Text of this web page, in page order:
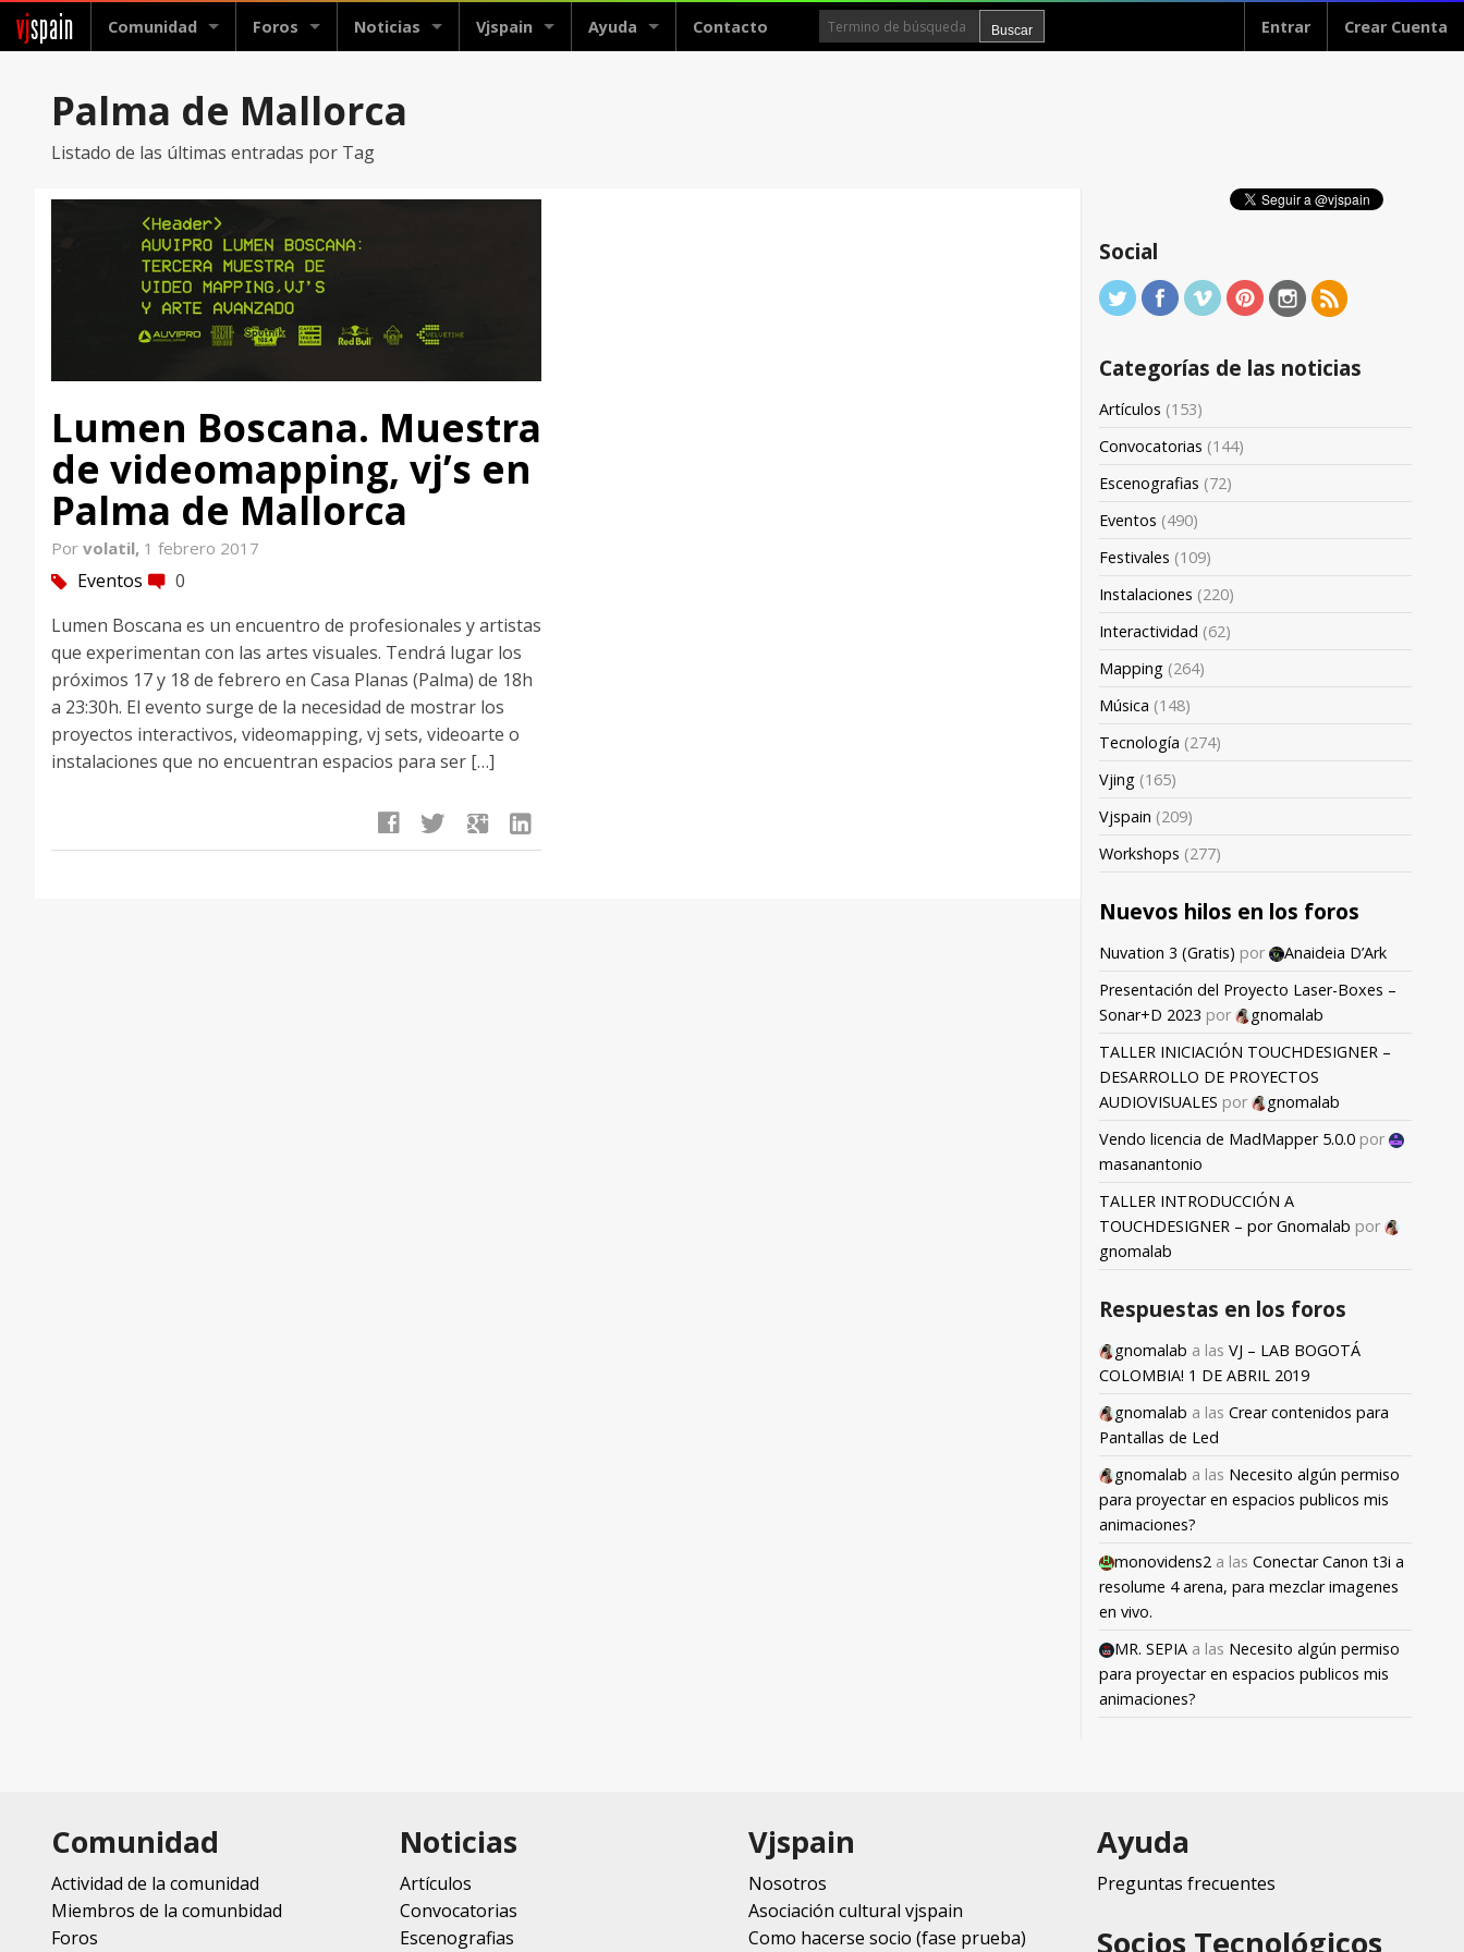
vjspain Comunidad Foros Noticias Vjspain Ayuda Contacto Entrar Crear Cuenta
Palma de Mallorca
Listado de las últimas entradas por Tag
Lumen Boscana. Muestra
de videomapping, vj’s en
Palma de Mallorca
Por volatil, 1 febrero 2017
tag Eventos comment 0
Lumen Boscana es un encuentro de profesionales y artistas
que experimentan con las artes visuales. Tendrá lugar los
próximos 17 y 18 de febrero en Casa Planas (Palma) de 18h
a 23:30h. El evento surge de la necesidad de mostrar los
proyectos interactivos, videomapping, vj sets, videoarte o
instalaciones que no encuentran espacios para ser […]
facebook twitter google linkedin
Social
Categorías de las noticias
Artículos (153)
Convocatorias (144)
Escenografias (72)
Eventos (490)
Festivales (109)
Instalaciones (220)
Interactividad (62)
Mapping (264)
Música (148)
Tecnología (274)
Vjing (165)
Vjspain (209)
Workshops (277)
Nuevos hilos en los foros
Nuvation 3 (Gratis) por
Anaideia D’Ark
Presentación del Proyecto Laser-Boxes –
Sonar+D 2023 por
gnomalab
TALLER INICIACIÓN TOUCHDESIGNER –
DESARROLLO DE PROYECTOS
AUDIOVISUALES por
gnomalab
Vendo licencia de MadMapper 5.0.0 por
masanantonio
TALLER INTRODUCCIÓN A
TOUCHDESIGNER – por Gnomalab por
gnomalab
Respuestas en los foros
gnomalab a las VJ – LAB BOGOTÁ
COLOMBIA! 1 DE ABRIL 2019
gnomalab a las Crear contenidos para
Pantallas de Led
gnomalab a las Necesito algún permiso
para proyectar en espacios publicos mis
animaciones?
monovidens2 a las Conectar Canon t3i a
resolume 4 arena, para mezclar imagenes
en vivo.
MR. SEPIA a las Necesito algún permiso
para proyectar en espacios publicos mis
animaciones?
Comunidad
Actividad de la comunidad
Miembros de la comunbidad
Foros
Noticias
Artículos
Convocatorias
Escenografias
Vjspain
Nosotros
Asociación cultural vjspain
Como hacerse socio (fase prueba)
Ayuda
Preguntas frecuentes
Socios Tecnológicos